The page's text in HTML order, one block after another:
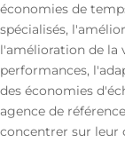
économies de
spécialisés,
l'amélioration de la
performances,
des économies
agence de
concentrer sur